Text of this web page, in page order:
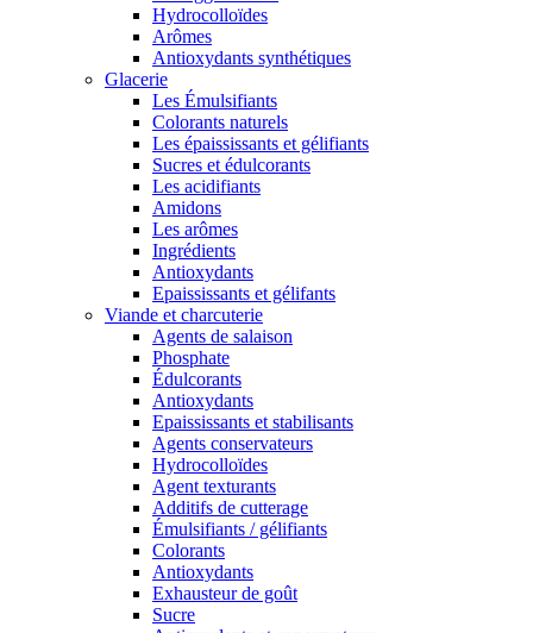
Hydrocolloïdes
Arômes
Antioxydants synthétiques
Glacerie
Les Émulsifiants
Colorants naturels
Les épaississants et gélifiants
Sucres et édulcorants
Les acidifiants
Amidons
Les arômes
Ingrédients
Antioxydants
Epaississants et gélifants
Viande et charcuterie
Agents de salaison
Phosphate
Édulcorants
Antioxydants
Epaississants et stabilisants
Agents conservateurs
Hydrocolloïdes
Agent texturants
Additifs de cutterage
Émulsifiants / gélifiants
Colorants
Antioxydants
Exhausteur de goût
Sucre